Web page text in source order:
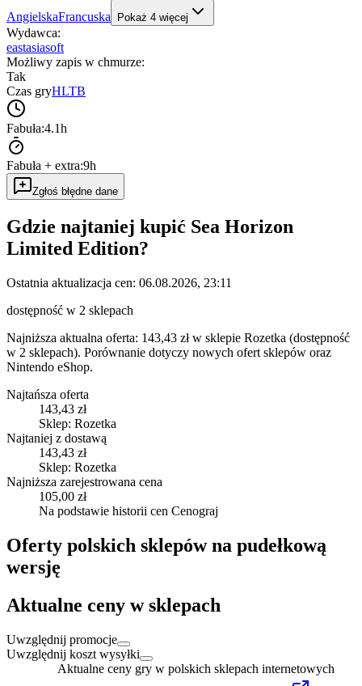
AngielskaFrancuska Pokaż 4 więcej
Wydawca:
eastasiasoft
Możliwy zapis w chmurze:
Tak
Czas gryHLTB
Fabuła:4.1h
Fabuła + extra:9h
Zgłoś błędne dane
Gdzie najtaniej kupić Sea Horizon
Limited Edition?
Ostatnia aktualizacja cen: 06.08.2026, 23:11
dostępność w 2 sklepach
Najniższa aktualna oferta: 143,43 zł w sklepie Rozetka (dostępność
w 2 sklepach). Porównanie dotyczy nowych ofert sklepów oraz
Nintendo eShop.
Najtańsza oferta
143,43 zł
Sklep: Rozetka
Najtaniej z dostawą
143,43 zł
Sklep: Rozetka
Najniższa zarejestrowana cena
105,00 zł
Na podstawie historii cen Cenograj
Oferty polskich sklepów na pudełkową
wersję
Aktualne ceny w sklepach
Uwzględnij promocje
Uwzględnij koszt wysyłki
Aktualne ceny gry w polskich sklepach internetowych